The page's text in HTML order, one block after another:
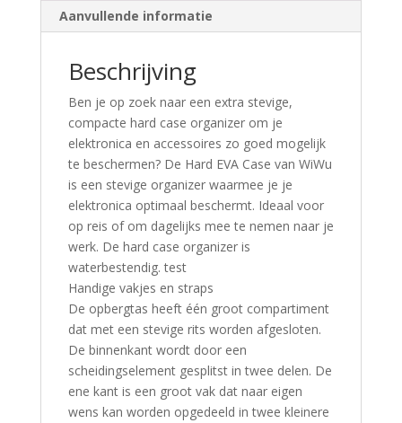
Aanvullende informatie
Beschrijving
Ben je op zoek naar een extra stevige,
compacte hard case organizer om je
elektronica en accessoires zo goed mogelijk
te beschermen? De Hard EVA Case van WiWu
is een stevige organizer waarmee je je
elektronica optimaal beschermt. Ideaal voor
op reis of om dagelijks mee te nemen naar je
werk. De hard case organizer is
waterbestendig. test
Handige vakjes en straps
De opbergtas heeft één groot compartiment
dat met een stevige rits worden afgesloten.
De binnenkant wordt door een
scheidingselement gesplitst in twee delen. De
ene kant is een groot vak dat naar eigen
wens kan worden opgedeeld in twee kleinere